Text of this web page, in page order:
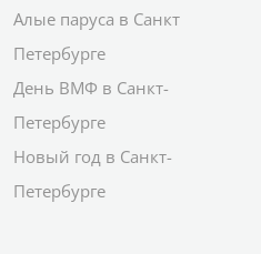
Алые паруса в Санкт
Петербурге
День ВМФ в Санкт-
Петербурге
Новый год в Санкт-
Петербурге